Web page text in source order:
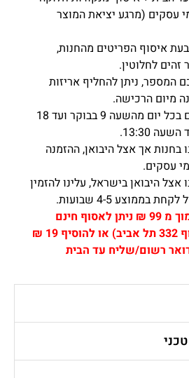
בדרך כלל 1-3 ימי עסקים (מרגע יציאת המוצר
איסוף הפריטים מהחנות,
לחלוטין.
המספר, ניתן להחליף אריזות
מיום הרכישה.
אנו זמינים עבורכם בכל יום מהשעה 9 בבוקר ועד 18
13:30.
בחנות אך אצל היבואן, ההזמנה
אצל היבואן בישראל, עלינו להזמין
בממוצע 4-5 שבועות.
רכישות בסכום נמוך מ 99 ₪ ניתן לאסוף חינם
בחנות עדשות (דיזנגוף 332 תל אביב) או להוסיף 19 ₪
רשום/שליח עד הבית